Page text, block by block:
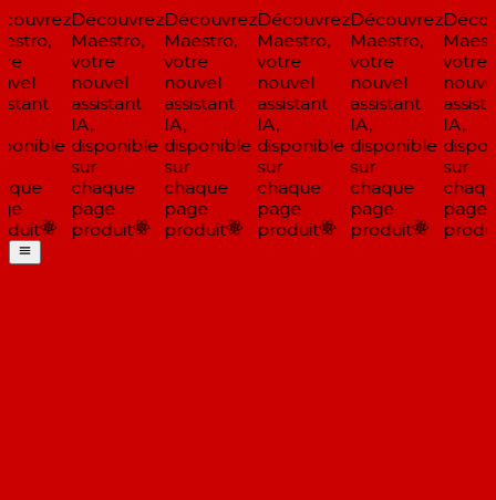
Découvrez
Maestro,
votre
nouvel
assistant
IA,
disponible
sur
chaque
page
produit
Découvrez
Maestro,
votre
nouvel
assistant
IA,
disponible
sur
chaque
page
produit
Découvrez
Maestro,
votre
nouvel
assistant
IA,
disponible
sur
chaque
page
produit
Découvrez
Maestro,
votre
nouvel
assistant
IA,
disponible
sur
chaque
page
produit
votre
nouvel
IA,
sur
page